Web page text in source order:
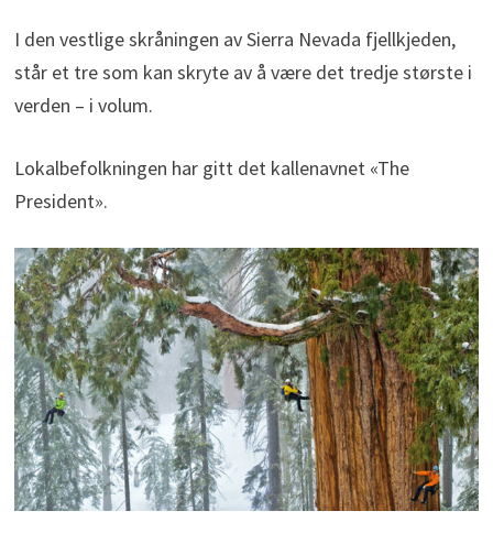
I den vestlige skråningen av Sierra Nevada fjellkjeden,
står et tre som kan skryte av å være det tredje største i
verden – i volum.
Lokalbefolkningen har gitt det kallenavnet «The
President».